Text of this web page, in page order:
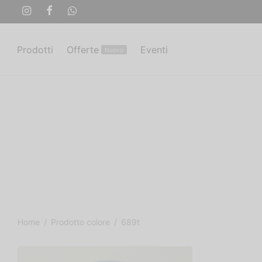
Prodotti Offerte Eventi
Home / Prodotto colore / 689t